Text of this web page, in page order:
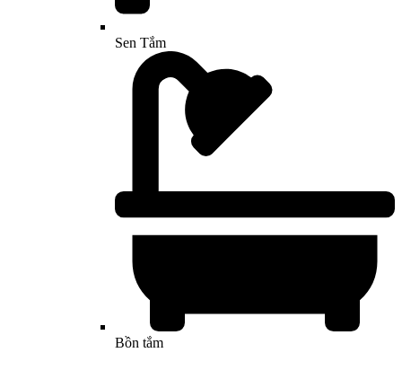
Sen Tắm
Bồn tắm